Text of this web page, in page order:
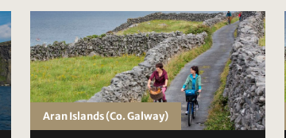
Aran Islands (Co. Galway)